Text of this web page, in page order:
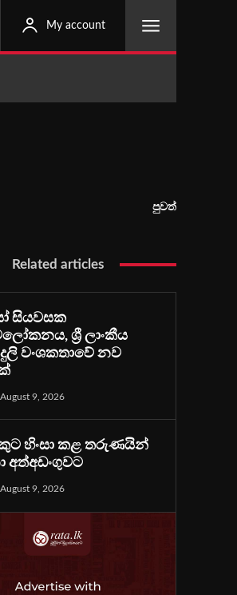
My account
පුවත්
Related articles
සියවසක
ශ්‍රී ලාංකීය
වංශකතාවේ නව
August 9, 2026
හිංසා කළ තරුණයින්
අත්අඩංගුවට
August 9, 2026